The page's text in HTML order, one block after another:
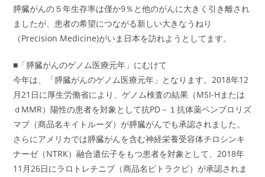
膵臓がんの５年生存率は僅か9％と他のがんに大きく引き離され
ましたが、患者の希望につながる新しい大きなうねり
（Precision Medicine)がいま日本を訪れようとしてます。
■「膵臓がんのゲノム医療元年」にむけて
今年は、「膵臓がんのゲノム医療元年」となります。2018年12
月21日に厚生労働省により、ゲノム検査の結果（MSI-Hまたは
ｄMMR）陽性の患者を対象として抗PD－１抗体薬ペンブロリズ
マブ（商品名キイトルーダ）が膵臓がんでも承認されました。
さらにアメリカでは膵臓がんを含む神経栄養受容体チロシンキ
ナーゼ（NTRK）融合遺伝子をもつ患者を対象として、2018年
11月26日にラロトレチニブ（商品名ビトラクビ）が承認されま